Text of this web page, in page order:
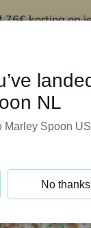
76€ korting op
NL
Marley Spoon
No thanks